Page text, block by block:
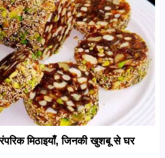
मिठाइयाँ, जिनकी खुशबू से घर